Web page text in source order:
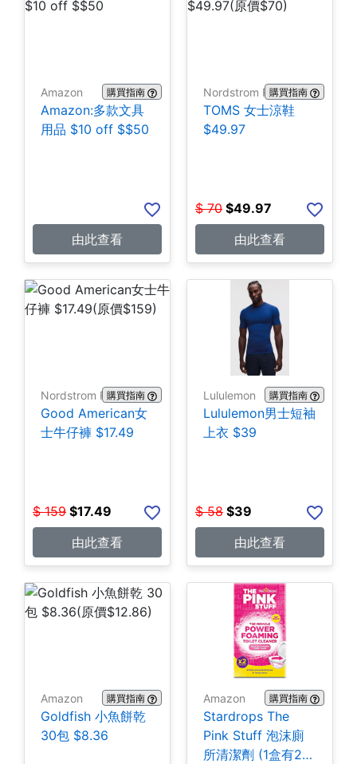
Amazon 購買指南
Amazon:多款文具
用品 $10 off $$50
由此查看
Nordstrom Rack購買指南
TOMS 女士涼鞋
$49.97
$ 70 $49.97
由此查看
Nordstrom Rack購買指南
Good American女
士牛仔褲 $17.49
$ 159 $17.49
由此查看
Lululemon 購買指南
Lululemon男士短袖
上衣 $39
$ 58 $39
由此查看
Amazon 購買指南
Goldfish 小魚餅乾
30包 $8.36
Amazon 購買指南
Stardrops The
Pink Stuff 泡沫廁
所清潔劑 (1盒有2